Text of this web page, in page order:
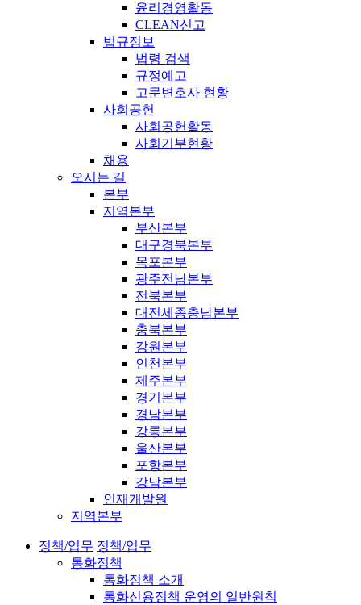
윤리경영활동
CLEAN신고
법규정보
법령 검색
규정예고
고문변호사 현황
사회공헌
사회공헌활동
사회기부현황
채용
오시는 길
본부
지역본부
부산본부
대구경북본부
목포본부
광주전남본부
전북본부
대전세종충남본부
충북본부
강원본부
인천본부
제주본부
경기본부
경남본부
강릉본부
울산본부
포항본부
강남본부
인재개발원
지역본부
정책/업무 정책/업무
통화정책
통화정책 소개
통화신용정책 운영의 일반원칙